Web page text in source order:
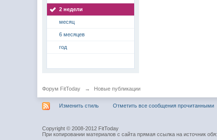
2 недели
месяц
6 месяцев
год
Форум FitToday → Новые публикации
Изменить стиль Отметить все сообщения прочитанными
Copyright © 2008-2012 FitToday
При копировании материалов с сайта прямая ссылка на источник